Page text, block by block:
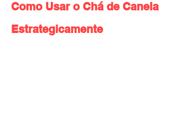
Como Usar o Chá de Canela
Estrategicamente